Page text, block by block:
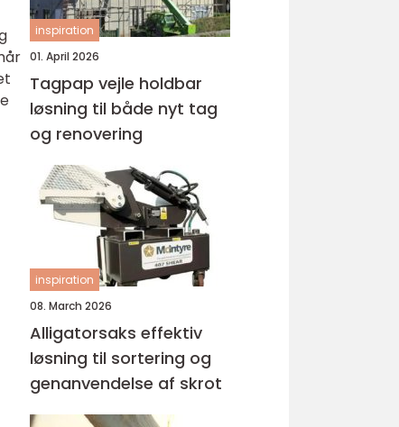
inspiration
01. April 2026
Tagpap vejle holdbar
løsning til både nyt tag
og renovering
inspiration
08. March 2026
Alligatorsaks effektiv
løsning til sortering og
genanvendelse af skrot